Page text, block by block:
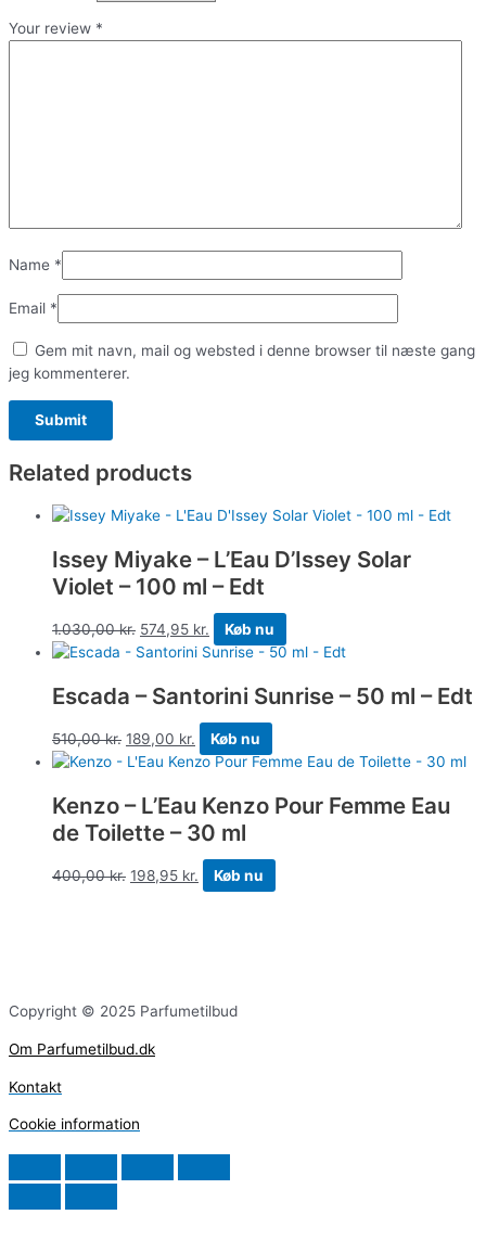
Your review *
Name *
Email *
Gem mit navn, mail og websted i denne browser til næste gang
jeg kommenterer.
Related products
Issey Miyake – L’Eau D’Issey Solar
Violet – 100 ml – Edt
1.030,00kr. 574,95 kr. Køb nu
Escada – Santorini Sunrise – 50 ml – Edt
510,00kr. 189,00 kr. Køb nu
Kenzo – L’Eau Kenzo Pour Femme Eau
de Toilette – 30 ml
400,00kr. 198,95 kr. Køb nu
Copyright © 2025 Parfumetilbud
Om Parfumetilbud.dk
Kontakt
Cookie information